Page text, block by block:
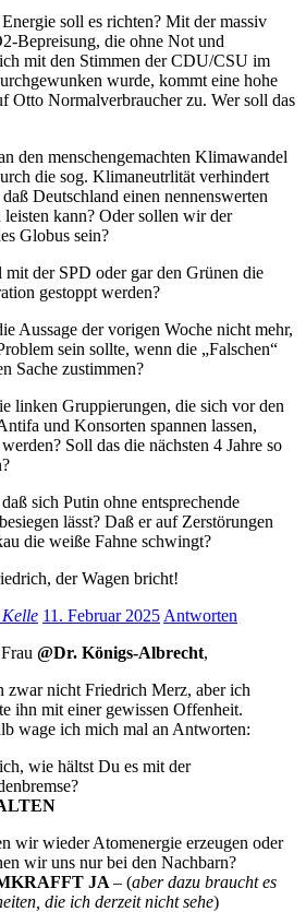
soll es richten? Mit der massiv
Bepreisung, die ohne Not und
mit den Stimmen der CDU/CSU im
wurde, kommt eine hohe
Otto Normalverbraucher zu. Wer soll das
den menschengemachten Klimawandel
die sog. Klimaneutrlität verhindert
Deutschland einen nennenswerten
leisten kann? Oder sollen wir der
Globus sein?
der SPD oder gar den Grünen die
gestoppt werden?
Aussage der vorigen Woche nicht mehr,
sein sollte, wenn die „Falschen“
Sache zustimmen?
linken Gruppierungen, die sich vor den
und Konsorten spannen lassen,
Soll das die nächsten 4 Jahre so
sich Putin ohne entsprechende
lässt? Daß er auf Zerstörungen
die weiße Fahne schwingt?
der Wagen bricht!
11. Februar 2025 Antworten
@Dr. Königs-Albrecht,
zwar nicht Friedrich Merz, aber ich
ihn mit einer gewissen Offenheit.
wage ich mich mal an Antworten:
wie hältst Du es mit der
wir wieder Atomenergie erzeugen oder
wir uns nur bei den Nachbarn?
JA – (aber dazu braucht es
die ich derzeit nicht sehe)